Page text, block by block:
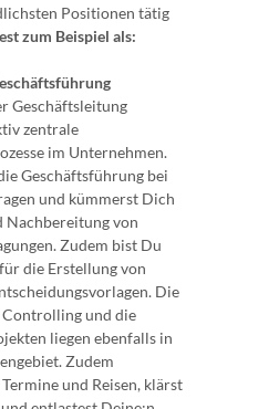
Positionen tätig
zum Beispiel als:
Geschäftsleitung
zentrale
im Unternehmen.
Geschäftsführung bei
und kümmerst Dich
Nachbereitung von
Zudem bist Du
die Erstellung von
Die
Controlling und die
liegen ebenfalls in
Zudem
und Reisen, klärst